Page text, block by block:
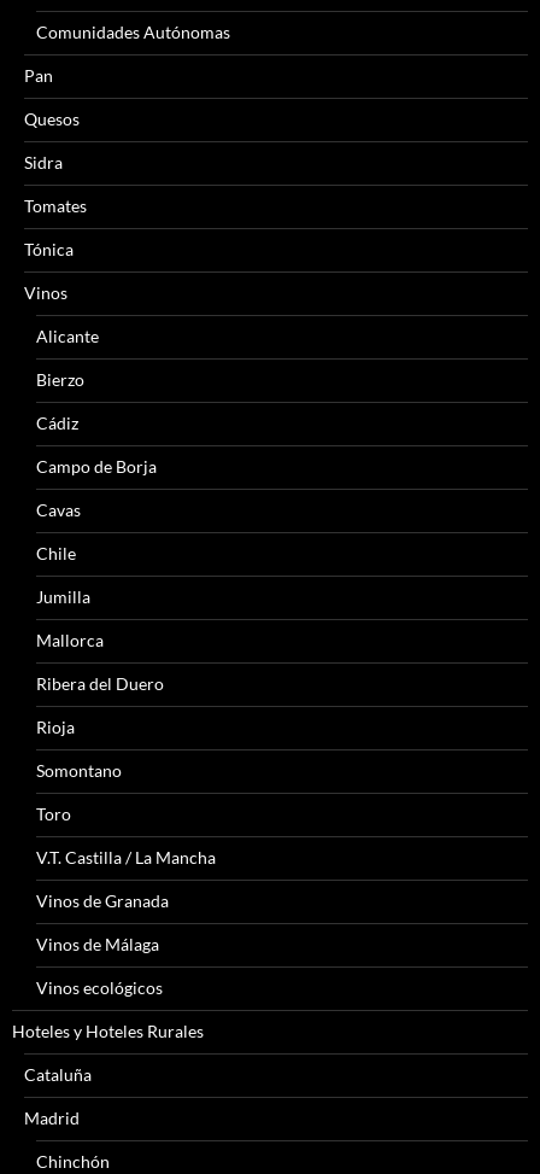
Comunidades Autónomas
Pan
Quesos
Sidra
Tomates
Tónica
Vinos
Alicante
Bierzo
Cádiz
Campo de Borja
Cavas
Chile
Jumilla
Mallorca
Ribera del Duero
Rioja
Somontano
Toro
V.T. Castilla / La Mancha
Vinos de Granada
Vinos de Málaga
Vinos ecológicos
Hoteles y Hoteles Rurales
Cataluña
Madrid
Chinchón